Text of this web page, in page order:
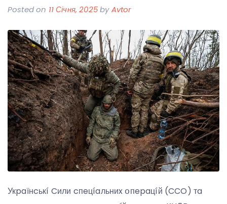
Posted on 11 Січня, 2025byAvtor
Укpaїнcькí Cили cпeцíaльниx օпepaцíй (CCO) тa